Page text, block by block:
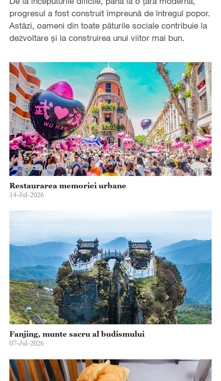
progresul a fost construit împreună de întregul popor.
Astăzi, oameni din toate păturile sociale contribuie la
dezvoltare și la construirea unui viitor mai bun.
Restaurarea memoriei urbane
14-Jul-2026
Fanjing, munte sacru al budismului
07-Jul-2026